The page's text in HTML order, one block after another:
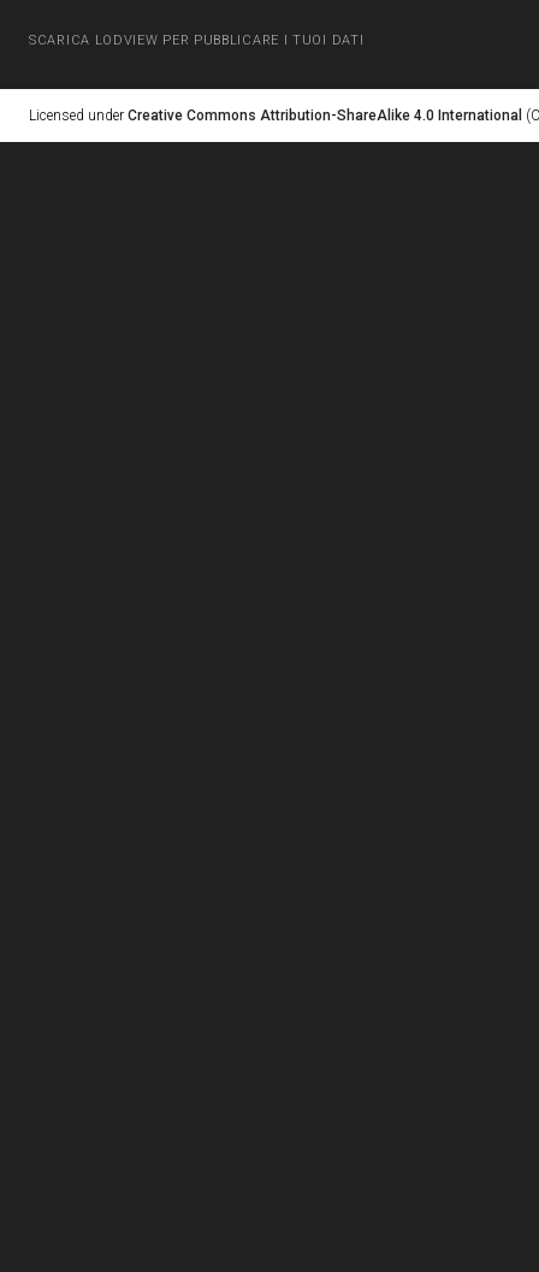
SCARICA LODVIEW PER PUBBLICARE I TUOI DATI
Licensed under Creative Commons Attribution-ShareAlike 4.0 International